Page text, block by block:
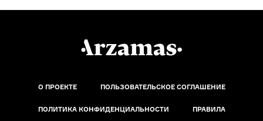
О ПРОЕКТЕ ПОЛЬЗОВАТЕЛЬСКОЕ СОГЛАШЕНИЕ
ПОЛИТИКА КОНФИДЕНЦИАЛЬНОСТИ ПРАВИЛА